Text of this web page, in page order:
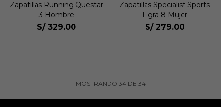
Zapatillas Running Questar
3 Hombre
S/ 329.00
Zapatillas Specialist Sports
Ligra 8 Mujer
S/ 279.00
MOSTRANDO 34DE 34